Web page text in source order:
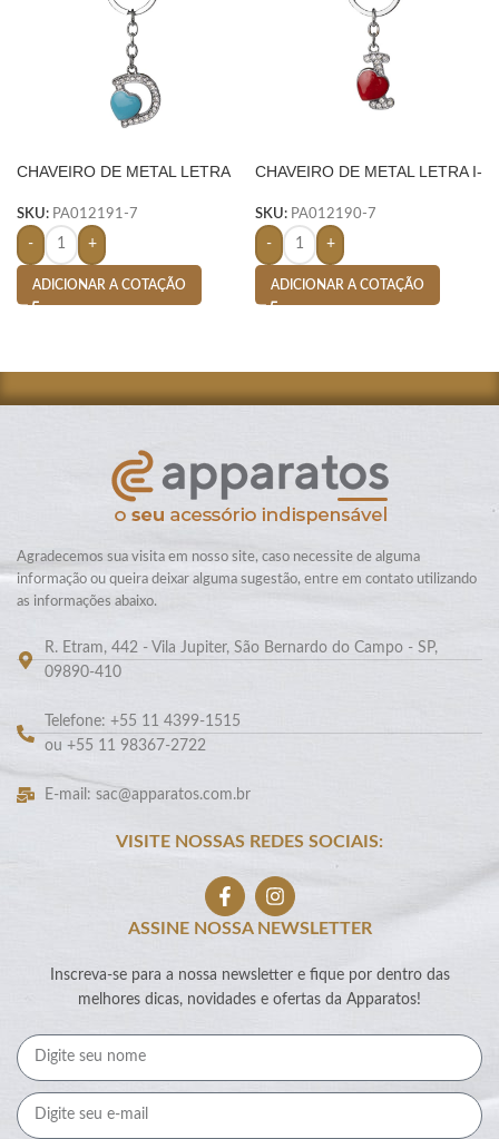
CHAVEIRO DE METAL LETRA
SKU: PA012191-7
- +
ADICIONAR A COTAÇÃO
CHAVEIRO DE METAL LETRA I-
SKU: PA012190-7
- +
ADICIONAR A COTAÇÃO
Agradecemos sua visita em nosso site, caso necessite de alguma
informação ou queira deixar alguma sugestão, entre em contato utilizando
as informações abaixo.
R. Etram, 442 - Vila Jupiter, São Bernardo do Campo - SP,
09890-410
Telefone: +55 11 4399-1515
ou +55 11 98367-2722
E-mail: sac@apparatos.com.br
VISITE NOSSAS REDES SOCIAIS:
ASSINE NOSSA NEWSLETTER
Inscreva-se para a nossa newsletter e fique por dentro das
melhores dicas, novidades e ofertas da Apparatos!